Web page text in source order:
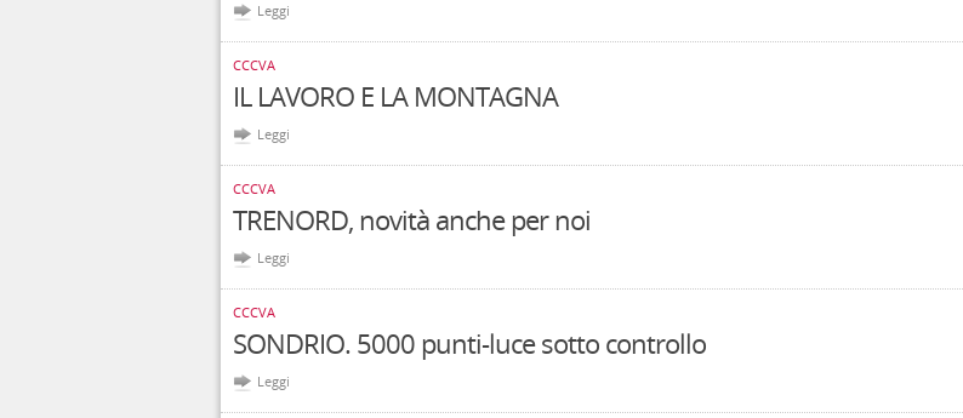
Leggi
CCCVA
IL LAVORO E LA MONTAGNA
Leggi
CCCVA
TRENORD, novità anche per noi
Leggi
CCCVA
SONDRIO. 5000 punti-luce sotto controllo
Leggi